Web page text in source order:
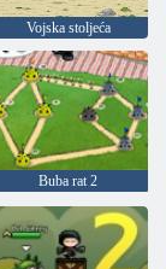
Vojska stoljeća
Buba rat 2